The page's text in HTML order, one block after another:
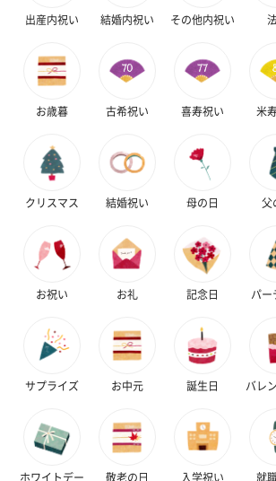
出産内祝い 結婚内祝い その他内祝い
お歳暮 古希祝い 喜寿祝い 米
クリスマス 結婚祝い 母の日 父
お祝い お礼 記念日 パー
サプライズ お中元 誕生日 バレ
ホワイトデー 敬老の日 入学祝い 就